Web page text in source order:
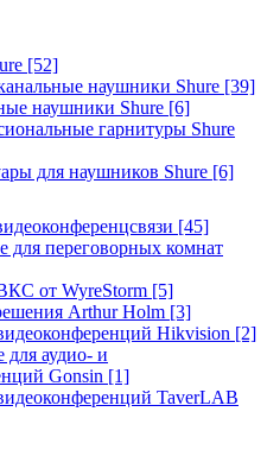
[52]
наушники Shure [39]
наушники Shure [6]
гарнитуры Shure
для наушников Shure [6]
[45]
для переговорных комнат
от WyreStorm [5]
Arthur Holm [3]
Hikvision [2]
для аудио- и
Gonsin [1]
TaverLAB